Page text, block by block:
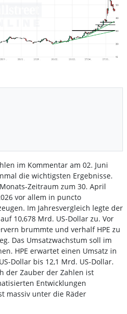
im Kommentar am 02. Juni
die wichtigsten Ergebnisse.
Zeitraum zum 30. April
vor allem in puncto
Im Jahresvergleich legte der
10,678 Mrd. US-Dollar zu. Vor
brummte und verhalf HPE zu
Das Umsatzwachstum soll im
HPE erwartet einen Umsatz in
Dollar bis 12,1 Mrd. US-Dollar.
der Zauber der Zahlen ist
Entwicklungen
massiv unter die Räder